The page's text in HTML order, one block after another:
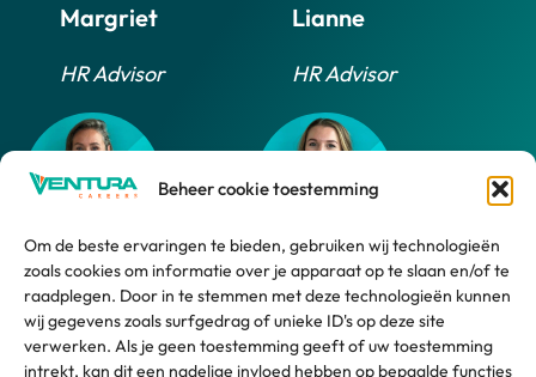
Beheer cookie toestemming
Om de beste ervaringen te bieden, gebruiken wij technologieën
zoals cookies om informatie over je apparaat op te slaan en/of te
raadplegen. Door in te stemmen met deze technologieën kunnen
wij gegevens zoals surfgedrag of unieke ID's op deze site
verwerken. Als je geen toestemming geeft of uw toestemming
intrekt, kan dit een nadelige invloed hebben op bepaalde functies
Margriet
HR Advisor
Lianne
HR Advisor
Daphne
HR Advisor
Marlijn
HR Support